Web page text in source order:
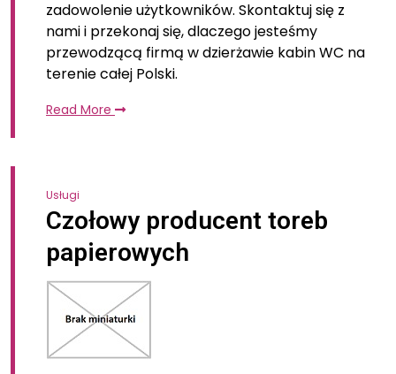
zadowolenie użytkowników. Skontaktuj się z
nami i przekonaj się, dlaczego jesteśmy
przewodzącą firmą w dzierżawie kabin WC na
terenie całej Polski.
Read More
Usługi
Czołowy producent toreb
papierowych